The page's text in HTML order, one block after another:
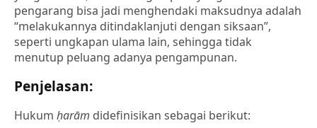
pengarang bisa jadi menghendaki maksudnya adalah
“melakukannya ditindaklanjuti dengan siksaan”,
seperti ungkapan ulama lain, sehingga tidak
menutup peluang adanya pengampunan.
Penjelasan:
Hukum ḥarām didefinisikan sebagai berikut: